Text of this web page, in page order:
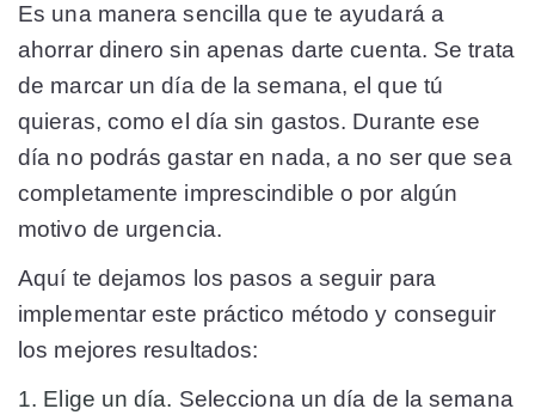
Es una manera sencilla que te ayudará a
ahorrar dinero sin apenas darte cuenta. Se trata
de marcar un día de la semana, el que tú
quieras, como el día sin gastos. Durante ese
día no podrás gastar en nada, a no ser que sea
completamente imprescindible o por algún
motivo de urgencia.
Aquí te dejamos los pasos a seguir para
implementar este práctico método y conseguir
los mejores resultados:
1. Elige un día. Selecciona un día de la semana